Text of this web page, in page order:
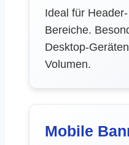
Ideal für
Bereiche.
Desktop-
Volumen.
Mobile